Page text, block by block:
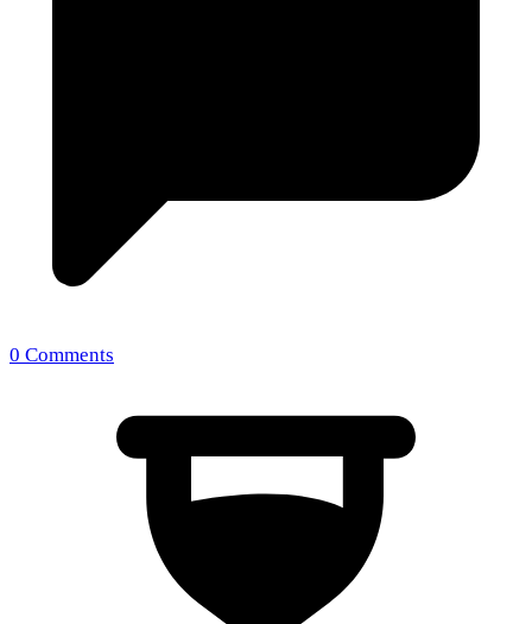
0 Comments